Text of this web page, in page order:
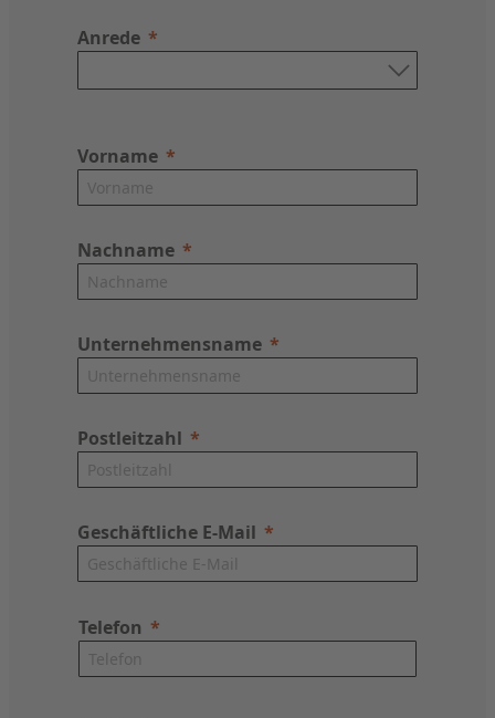
Anrede
Vorname
Nachname
Unternehmensname
Postleitzahl
Geschäftliche E-Mail
Telefon